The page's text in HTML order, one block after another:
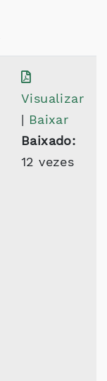
Visualizar
| Baixar
Baixado:
12 vezes